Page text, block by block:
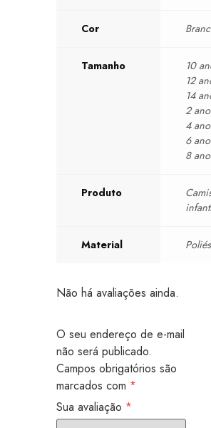
Cor
Tamanho
10
12
14
2
4
6
8
Produto
Material
Não há avaliações ainda.
O seu endereço de e-mail
não será publicado.
Campos obrigatórios são
marcados com *
Sua avaliação *